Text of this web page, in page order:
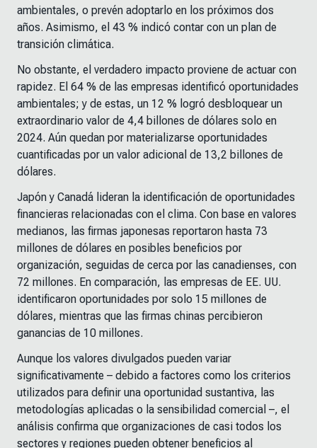
ambientales, o prevén adoptarlo en los próximos dos
años. Asimismo, el 43 % indicó contar con un plan de
transición climática.
No obstante, el verdadero impacto proviene de actuar con
rapidez. El 64 % de las empresas identificó oportunidades
ambientales; y de estas, un 12 % logró desbloquear un
extraordinario valor de 4,4 billones de dólares solo en
2024. Aún quedan por materializarse oportunidades
cuantificadas por un valor adicional de 13,2 billones de
dólares.
Japón y Canadá lideran la identificación de oportunidades
financieras relacionadas con el clima. Con base en valores
medianos, las firmas japonesas reportaron hasta 73
millones de dólares en posibles beneficios por
organización, seguidas de cerca por las canadienses, con
72 millones. En comparación, las empresas de EE. UU.
identificaron oportunidades por solo 15 millones de
dólares, mientras que las firmas chinas percibieron
ganancias de 10 millones.
Aunque los valores divulgados pueden variar
significativamente – debido a factores como los criterios
utilizados para definir una oportunidad sustantiva, las
metodologías aplicadas o la sensibilidad comercial –, el
análisis confirma que organizaciones de casi todos los
sectores y regiones pueden obtener beneficios al